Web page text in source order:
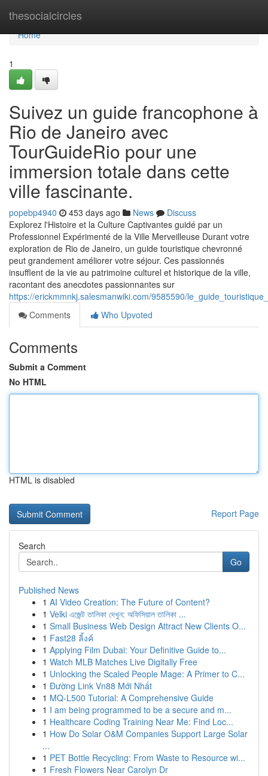
thesocialcircles
Home
Home
1
Suivez un guide francophone à
Rio de Janeiro avec
TourGuideRio pour une
immersion totale dans cette
ville fascinante.
popebp4940 453 days ago News
Discuss
Explorez l'Histoire et la Culture Captivantes guidé par un
Professionnel Expérimenté de la Ville Merveilleuse Durant votre
exploration de Rio de Janeiro, un guide touristique chevronné
peut grandement améliorer votre séjour. Ces passionnés
insufflent de la vie au patrimoine culturel et historique de la ville,
racontant des anecdotes passionnantes sur
https://erickmmnkj.salesmanwiki.com/9585590/
Comments
Who Upvoted
Comments
Submit a Comment
No HTML
HTML is disabled
Report Page
Search
Go
Published News
1 AI Video Creation: The Future of Content?
1 Velki এজেন্ট তালিকা দেখুন: অফিসিয়াল তালিকা ...
1 Small Business Web Design Attract New Clients O...
1 Fast28 ลิ้งค์
1 Applying Film Dubai: Your Definitive Guide to...
1 Watch MLB Matches Live Digitally Free
1 Unlocking the Scaled People Mage: A Primer to C...
1 Đường Link Vn88 Mới Nhất
1 MQ-L500 Tutorial: A Comprehensive Guide
1 I am being programmed to be a secure and m...
1 Healthcare Coding Training Near Me: Find Loc...
1 How Do Solar O&M Companies Support Large Solar
...
1 PET Bottle Recycling: From Waste to Resource wi...
1 Fresh Flowers Near Carolyn Dr